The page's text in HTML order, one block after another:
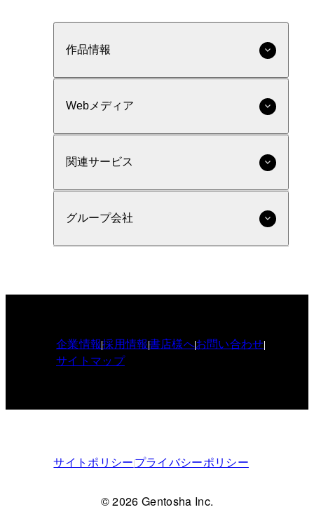
作品情報
Webメディア
関連サービス
グループ会社
企業情報採用情報書店様へお問い合わせ
サイトマップ
サイトポリシープライバシーポリシー
© 2026 Gentosha Inc.